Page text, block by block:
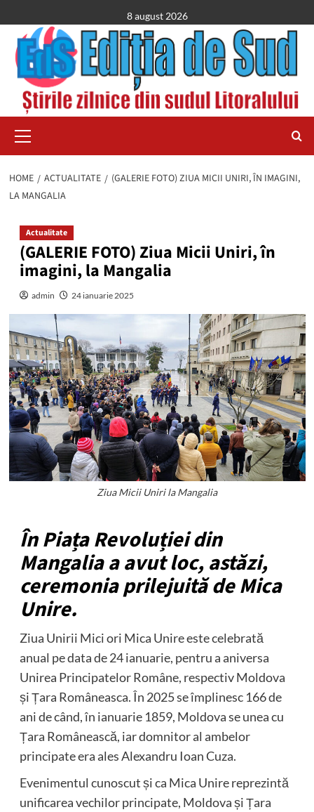
to
content
8 august 2026
Menu
HOME ACTUALITATE
(GALERIE FOTO) ZIUA MICII UNIRI, ÎN IMAGINI,
LA MANGALIA
Actualitate
(GALERIE FOTO) Ziua Micii Uniri, în
imagini, la Mangalia
admin 24 ianuarie 2025
Ziua Micii Uniri la Mangalia
În Piața Revoluției din
Mangalia a avut loc, astăzi,
ceremonia prilejuită de Mica
Unire.
Ziua Unirii Mici ori Mica Unire este celebrată
anual pe data de 24 ianuarie, pentru a aniversa
Unirea Principatelor Române, respectiv Moldova
și Țara Româneasca. În 2025 se împlinesc 166 de
ani de când, în ianuarie 1859, Moldova se unea cu
Țara Românească, iar domnitor al ambelor
principate era ales Alexandru Ioan Cuza.
Evenimentul cunoscut și ca Mica Unire reprezintă
unificarea vechilor principate, Moldova și Țara